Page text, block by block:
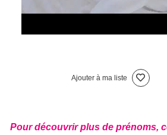
Ajouter à ma liste
Pour découvrir plus de prénoms,